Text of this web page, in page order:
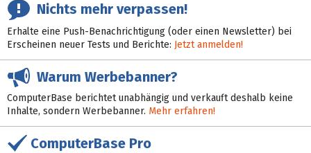
Nichts mehr verpassen!
Erhalte eine Push-Benachrichtigung (oder einen Newsletter) bei
Erscheinen neuer Tests und Berichte: Jetzt anmelden!
Warum Werbebanner?
ComputerBase berichtet unabhängig und verkauft deshalb keine
Inhalte, sondern Werbebanner. Mehr erfahren!
ComputerBase Pro